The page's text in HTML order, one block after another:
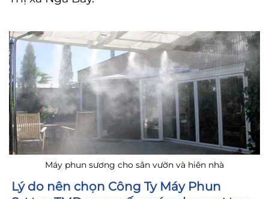
Máy phun sương cho sân vườn và hiên nhà
Lý do nên chọn Công Ty Máy Phun